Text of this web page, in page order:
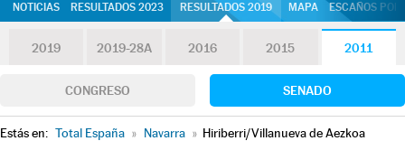
NOTICIAS RESULTADOS 2023 RESULTADOS 2019 MAPA ESCAÑOS
2019 2019-28A 2016 2015 2011
CONGRESO SENADO
Estás en: Total España » Navarra » Hiriberri/Villanueva de Aezkoa